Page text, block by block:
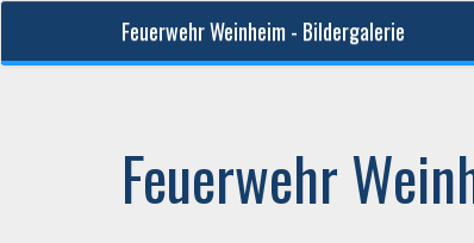
Feuerwehr Weinheim - Bildergalerie
Feuerwehr